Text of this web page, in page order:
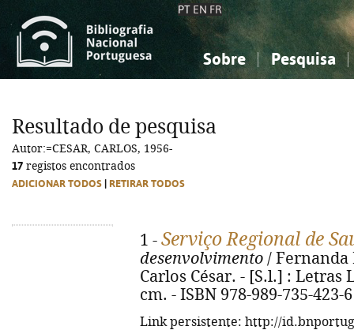
PT EN FR
Sobre Pesquisa
Ciências sociais...
Ciências sociais...
Resultado de pesquisa
Autor:=CESAR, CARLOS, 1956-
17 registos encontrados
ADICIONAR TODOS RETIRAR TODOS
1 - Serviço Regional de
desenvolvimento / Fernanda
Carlos César. - [S.l.] : Letras
cm. - ISBN 978-989-735-423-6
Link persistente: http://